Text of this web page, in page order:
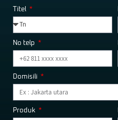
Titel
No telp
Domisili
Produk